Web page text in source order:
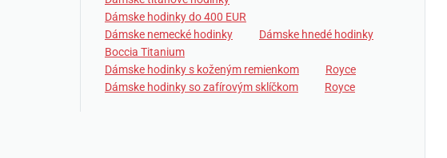
Dámske hodinky do 400 EUR
Dámske nemecké hodinky
Dámske hnedé hodinky
Boccia Titanium
Dámske hodinky s koženým remienkom
Royce
Dámske hodinky so zafírovým sklíčkom
Royce